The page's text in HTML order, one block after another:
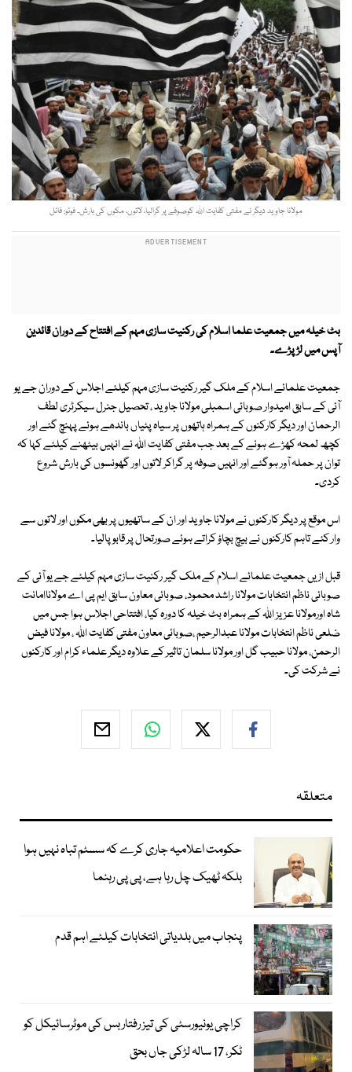
مولانا جاوید دیگر نے مفتی کفایت اللہ کوصوفے پر گرالیا، لاتوں، مکوں کی بارش۔ فوٹو: فائل
بٹ خیلہ میں جمعیت علما اسلام کی رکنیت سازی مہم کے افتتاح کے دوران قائدین
آپس میں لڑ پڑے۔
جمعیت علمائے اسلام کے ملک گیر رکنیت سازی مہم کیلئے اجلاس کے دوران جے یو
آئی کے سابق امیدوار صوبائی اسمبلی مولانا جاوید ، تحصیل جنرل سیکرٹری لطف
الرحمان اور دیگر کارکنوں کے ہمراہ ہاتھوں پر سیاہ پٹیاں باندھے ہوئے پہنچ گئے اور
کچھ لمحہ کھڑے ہونے کے بعد جب مفتی کفایت اللہ نے انہیں بیٹھنے کیلئے کہا کہ
توان پر حملہ آور ہوگئے اور انہیں صوفہ پر گراکر لاتوں اور گھونسوں کی بارش شروع
کردی۔
اس موقع پر دیگر کارکنوں نے مولانا جاوید اور ان کے ساتھیوں پر بھی مکوں اور لاتوں سے
وار کئے تاہم کارکنوں نے بیچ بچاؤ کراتے ہوئے صورتحال پر قابو پالیا۔
قبل ازیں جمعیت علمائے اسلام کے ملک گیر رکنیت سازی مہم کیلئے جے یو آئی کے
صوبائی ناظم انتخابات مولانا راشد محمود، صوبائی معاون سابق ایم پی اے مولاناامانت
شاہ اورمولانا عزیز اللہ کے ہمراہ بٹ خیلہ کا دورہ کیا، افتتاحی اجلاس ہوا جس میں
ضلعی ناظم انتخابات مولانا عبدالرحیم ،صوبائی معاون مفتی کفایت اللہ ، مولانا فیض
الرحمن، مولانا حبیب گل اور مولانا سلمان تاثیر کے علاوہ دیگر علماء کرام اور کارکنوں
نے شرکت کی۔
متعلقہ
حکومت اعلامیہ جاری کرے کہ سسٹم تباہ نہیں ہوا
بلکہ ٹھیک چل رہا ہے، پی پی رہنما
پنجاب میں بلدیاتی انتخابات کیلئے اہم قدم
کراچی یونیورسٹی کی تیز رفتار بس کی موٹرسائیکل کو
ٹکر، 17 سالہ لڑکی جاں بحق